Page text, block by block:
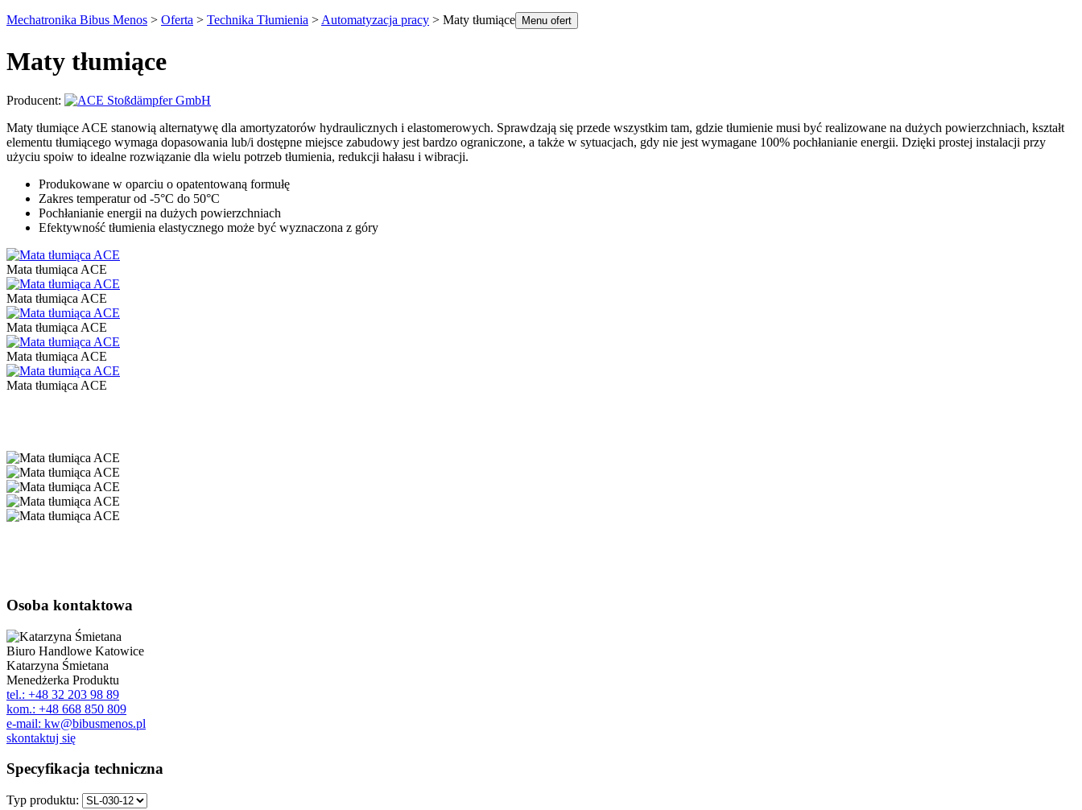
Mechatronika Bibus Menos > Oferta > Technika Tłumienia >Automatyzacja pracy > Maty tłumiące Menu ofert
Maty tłumiące
Producent:
Maty tłumiące ACE stanowią alternatywę dla amortyzatorów hydraulicznych i elastomerowych. Sprawdzają się przede wszystkim tam, gdzie tłumienie musi być realizowane na dużych powierzchniach, kształt
elementu tłumiącego wymaga dopasowania lub/i dostępne miejsce zabudowy jest bardzo ograniczone, a także w sytuacjach, gdy nie jest wymagane 100% pochłanianie energii. Dzięki prostej instalacji przy
użyciu spoiw to idealne rozwiązanie dla wielu potrzeb tłumienia, redukcji hałasu i wibracji.
Produkowane w oparciu o opatentowaną formułę
Zakres temperatur od -5°C do 50°C
Pochłanianie energii na dużych powierzchniach
Efektywność tłumienia elastycznego może być wyznaczona z góry
Mata tłumiąca ACE
Mata tłumiąca ACE
Mata tłumiąca ACE
Mata tłumiąca ACE
Mata tłumiąca ACE
Osoba kontaktowa
Biuro Handlowe Katowice
Katarzyna Śmietana
Menedżerka Produktu
tel.: +48 32 203 98 89
kom.: +48 668 850 809
e-mail: kw@bibusmenos.pl
skontaktuj się
Specyfikacja techniczna
Typ produktu: